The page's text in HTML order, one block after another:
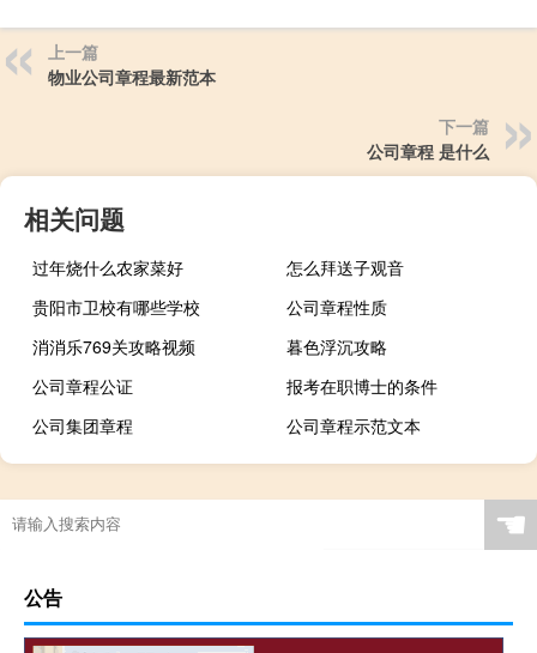
上一篇
物业公司章程最新范本
下一篇
公司章程 是什么
相关问题
过年烧什么农家菜好
怎么拜送子观音
贵阳市卫校有哪些学校
公司章程性质
消消乐769关攻略视频
暮色浮沉攻略
公司章程公证
报考在职博士的条件
公司集团章程
公司章程示范文本
☚
公告